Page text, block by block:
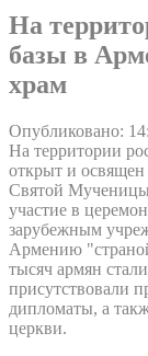
На
базы в
храм
Опубликовано:
На территории
открыт и
Святой
участие в
зарубежным
Армению
тысяч армян
присутствовали
дипломаты, а
церкви.